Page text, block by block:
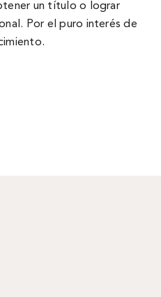
un título o lograr
Por el puro interés de